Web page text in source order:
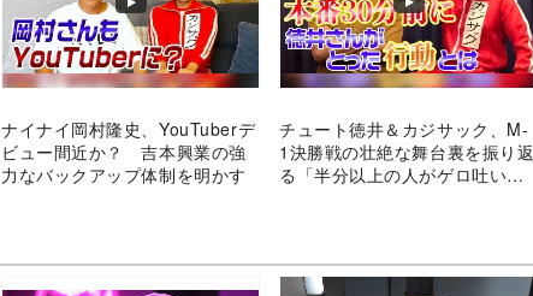
ナイナイ岡村隆史、YouTuberデ
ビュー間近か？ 吉本興業の強
力なバックアップ体制を明かす
チュート徳井＆カジサック、M-
1決勝戦の壮絶な舞台裏を振り返
る「半分以上の人がゲロ吐いて